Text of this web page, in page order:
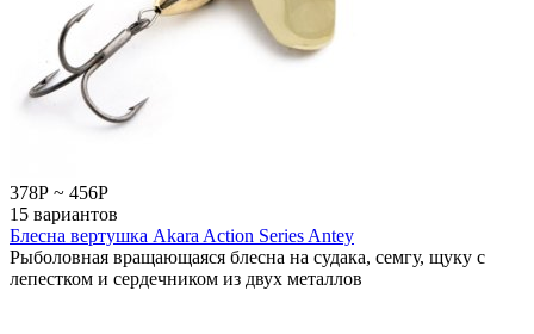
378Р ~ 456Р
15 вариантов
Блесна вертушка Akara Action Series Antey
Рыболовная вращающаяся блесна на судака, семгу, щуку с
лепестком и сердечником из двух металлов